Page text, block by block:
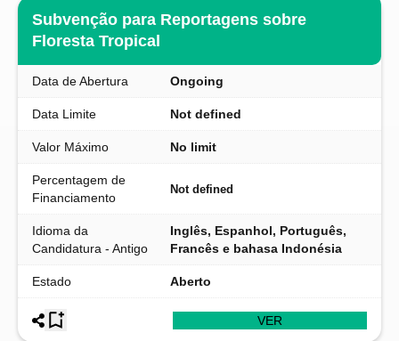
Subvenção para Reportagens sobre
Floresta Tropical
Data de Abertura Ongoing
Data Limite Not defined
Valor Máximo No limit
Percentagem de
Financiamento
Not defined
Idioma da
Candidatura - Antigo
Inglês, Espanhol, Português,
Francês e bahasa Indonésia
Estado Aberto
VER